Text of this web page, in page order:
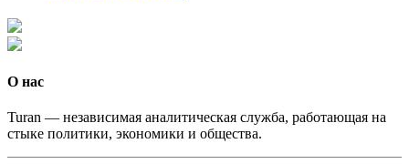
О нас
Turan — независимая аналитическая служба, работающая на
стыке политики, экономики и общества.